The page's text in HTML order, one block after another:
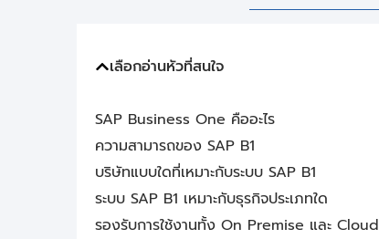
เลือกอ่านหัวที่สนใจ
SAP Business One คืออะไร
ความสามารถของ SAP B1
บริษัทแบบใดที่เหมาะกับระบบ SAP B1
ระบบ SAP B1 เหมาะกับธุรกิจประเภทใด
รองรับการใช้งานทั้ง On Premise และ Cloud